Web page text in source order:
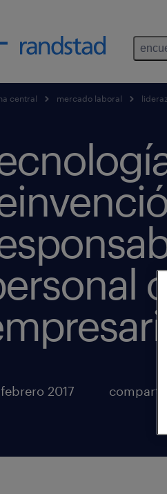
central mercado laboral
2017